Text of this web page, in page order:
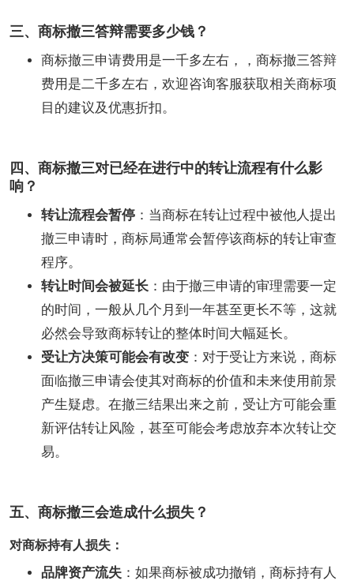
三、商标撤三答辩需要多少钱？
商标撤三申请费用是一千多左右，，商标撤三答辩
费用是二千多左右，欢迎咨询客服获取相关商标项
目的建议及优惠折扣。
四、商标撤三对已经在进行中的转让流程有什么影
响？
转让流程会暂停 ：当商标在转让过程中被他人提出
撤三申请时，商标局通常会暂停该商标的转让审查
程序。
转让时间会被延长 ：由于撤三申请的审理需要一定
的时间，一般从几个月到一年甚至更长不等，这就
必然会导致商标转让的整体时间大幅延长。
受让方决策可能会有改变 ：对于受让方来说，商标
面临撤三申请会使其对商标的价值和未来使用前景
产生疑虑。在撤三结果出来之前，受让方可能会重
新评估转让风险，甚至可能会考虑放弃本次转让交
易。
五、商标撤三会造成什么损失？
对商标持有人损失：
品牌资产流失 ：如果商标被成功撤销，商标持有人